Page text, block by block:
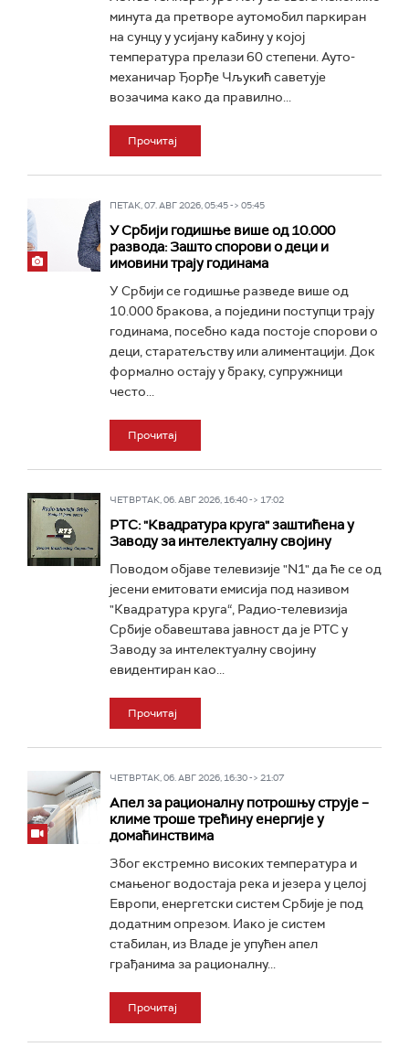
минута да претворе аутомобил паркиран
на сунцу у усијану кабину у којој
температура прелази 60 степени. Ауто-
механичар Ђорђе Чљукић саветује
возачима како да правилно...
Прочитај
ПЕТАК, 07. АВГ 2026, 05:45 -> 05:45
У Србији годишње више од 10.000
развода: Зашто спорови о деци и
имовини трају годинама
У Србији се годишње разведе више од
10.000 бракова, a поједини поступци трају
годинама, посебно када постоје спорови о
деци, старатељству или алиментацији. Док
формално остају у браку, супружници
често...
Прочитај
ЧЕТВРТАК, 06. АВГ 2026, 16:40 -> 17:02
РТС: "Квадратура круга" заштићена у
Заводу за интелектуалну својину
Поводом објаве телевизије "N1" да ће се од
јесени емитовати емисија под називом
"Квадратура круга“, Радио-телевизија
Србије обавештава јавност да је РТС у
Заводу за интелектуалну својину
евидентиран као...
Прочитај
ЧЕТВРТАК, 06. АВГ 2026, 16:30 -> 21:07
Апел за рационалну потрошњу струје –
климе троше трећину енергије у
домаћинствима
Због екстремно високих температура и
смањеног водостаја река и језера у целој
Европи, енергетски систем Србије је под
додатним опрезом. Иако је систем
стабилан, из Владе је упућен апел
грађанима за рационалну...
Прочитај